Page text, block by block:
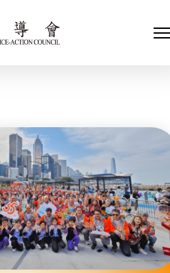
長、副會長
員會及總幹事
招標項目
關於我們
兒童福利服務
少年服務
內地服務
教育服務
療衞生服務
社會企業
們的服務
們的夥伴
捐款方法
支持我們
及媒體報導